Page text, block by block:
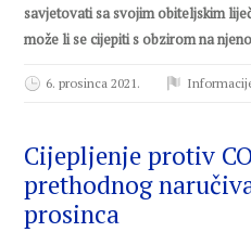
savjetovati sa svojim obiteljskim
može li se cijepitis obzirom na
6. prosinca 2021.
Cijepljenje protiv
prethodnog
prosinca